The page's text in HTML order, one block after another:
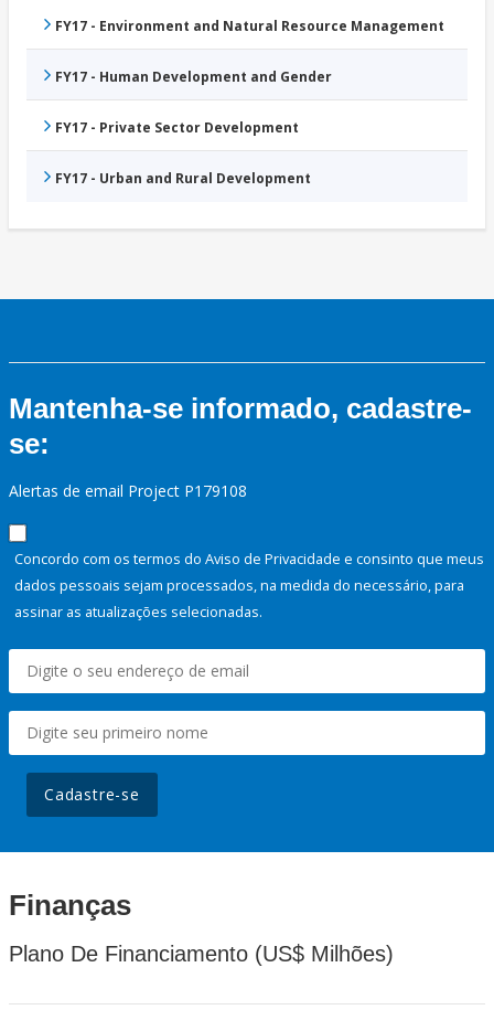
FY17 - Environment and Natural Resource Management
FY17 - Human Development and Gender
FY17 - Private Sector Development
FY17 - Urban and Rural Development
Mantenha-se informado, cadastre-
se:
Alertas de email Project P179108
Concordo com os termos do Aviso de Privacidade e consinto que meus
dados pessoais sejam processados, na medida do necessário, para
assinar as atualizações selecionadas.
Cadastre-se
Finanças
Plano De Financiamento (US$ Milhões)